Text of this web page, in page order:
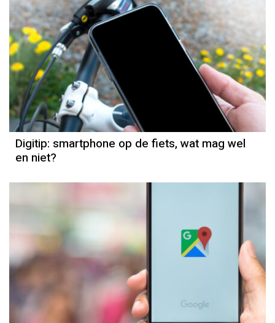
Digitip: smartphone op de fiets, wat mag wel
en niet?